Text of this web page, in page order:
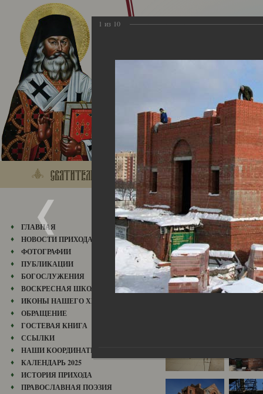
ГЛАВНАЯ
НОВОСТИ ПРИХОДА
ФОТОГРАФИИ
ПУБЛИКАЦИИ
БОГОСЛУЖЕНИЯ
ВОСКРЕСНАЯ ШКОЛА
ИКОНЫ НАШЕГО ХРАМА
ОБРАЩЕНИЕ
ГОСТЕВАЯ КНИГА
ССЫЛКИ
НАШИ КООРДИНАТЫ
КАЛЕНДАРЬ 2025
ИСТОРИЯ ПРИХОДА
ПРАВОСЛАВНАЯ ПОЭЗИЯ
2009
01.12.2013
1 из 10